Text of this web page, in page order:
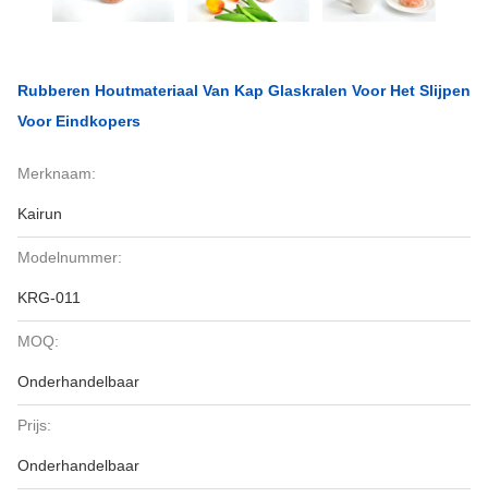
Rubberen Houtmateriaal Van Kap Glaskralen Voor Het Slijpen
Voor Eindkopers
Merknaam:
Kairun
Modelnummer:
KRG-011
MOQ:
Onderhandelbaar
Prijs:
Onderhandelbaar